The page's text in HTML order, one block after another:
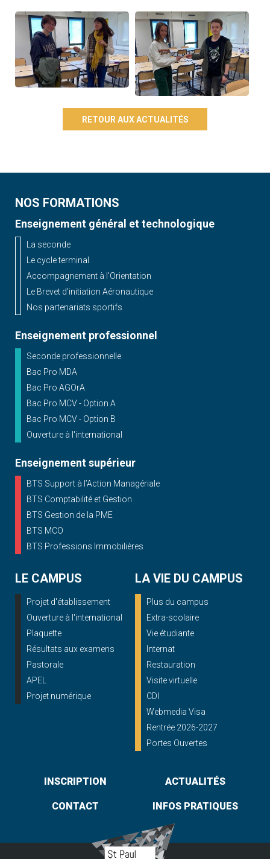
RETOUR AUX ACTUALITÉS
NOS FORMATIONS
Enseignement général et technologique
La seconde
Le cycle terminal
Accompagnement à l'Orientation
Le Brevet d'initiation Aéronautique
Nos partenariats sportifs
Enseignement professionnel
Seconde professionnelle
Bac Pro MDA
Bac Pro AGOrA
Bac Pro MCV - Option A
Bac Pro MCV - Option B
Ouverture à l'international
Enseignement supérieur
BTS Support à l’Action Managériale
BTS Comptabilité et Gestion
BTS Gestion de la PME
BTS MCO
BTS Professions Immobilières
LE CAMPUS
Projet d'établissement
Ouverture à l'international
Plaquette
Résultats aux examens
Pastorale
APEL
Projet numérique
LA VIE DU CAMPUS
Plus du campus
Extra-scolaire
Vie étudiante
Internat
Restauration
Visite virtuelle
CDI
Webmedia Visa
Rentrée 2026-2027
Portes Ouvertes
INSCRIPTION ACTUALITÉS
CONTACT INFOS PRATIQUES